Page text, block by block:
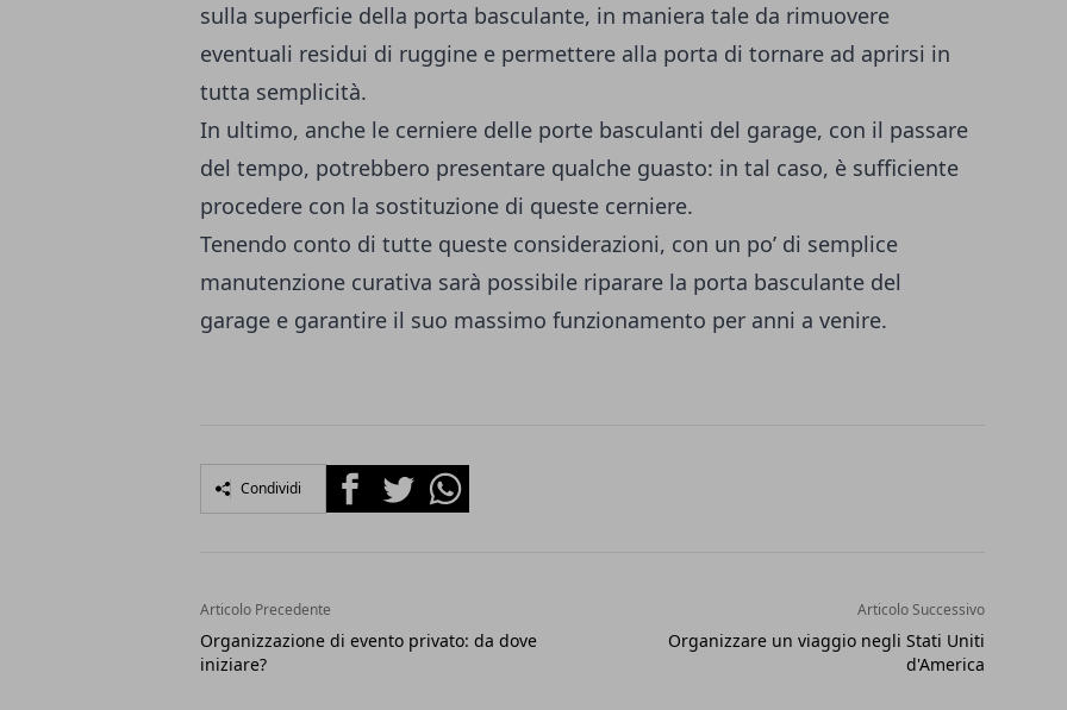
sulla superficie della porta basculante, in maniera tale da rimuovere
eventuali residui di ruggine e permettere alla porta di tornare ad aprirsi in
tutta semplicità.
In ultimo, anche le cerniere delle porte basculanti del garage, con il passare
del tempo, potrebbero presentare qualche guasto: in tal caso, è sufficiente
procedere con la sostituzione di queste cerniere.
Tenendo conto di tutte queste considerazioni, con un po’ di semplice
manutenzione curativa sarà possibile riparare la porta basculante del
garage e garantire il suo massimo funzionamento per anni a venire.
Condividi FacebookTwitterWhatsapp
Articolo Precedente
Organizzazione di evento privato: da dove
iniziare?
Articolo Successivo
Organizzare un viaggio negli Stati Uniti
d'America